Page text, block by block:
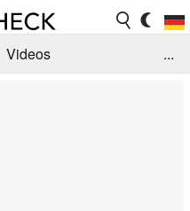
Videos
...